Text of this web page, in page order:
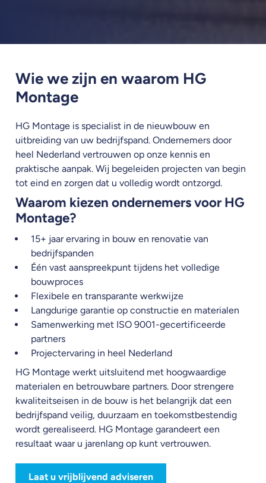
Wie we zijn en waarom HG
Montage
HG Montage is specialist in de nieuwbouw en
uitbreiding van uw bedrijfspand. Ondernemers door
heel Nederland vertrouwen op onze kennis en
praktische aanpak. Wij begeleiden projecten van begin
tot eind en zorgen dat u volledig wordt ontzorgd.
Waarom kiezen ondernemers voor HG
Montage?
15+ jaar ervaring in bouw en renovatie van
bedrijfspanden
Één vast aanspreekpunt tijdens het volledige
bouwproces
Flexibele en transparante werkwijze
Langdurige garantie op constructie en materialen
Samenwerking met ISO 9001-gecertificeerde
partners
Projectervaring in heel Nederland
HG Montage werkt uitsluitend met hoogwaardige
materialen en betrouwbare partners. Door strengere
kwaliteitseisen in de bouw is het belangrijk dat een
bedrijfspand veilig, duurzaam en toekomstbestendig
wordt gerealiseerd. HG Montage garandeert een
resultaat waar u jarenlang op kunt vertrouwen.
Laat u vrijblijvend adviseren